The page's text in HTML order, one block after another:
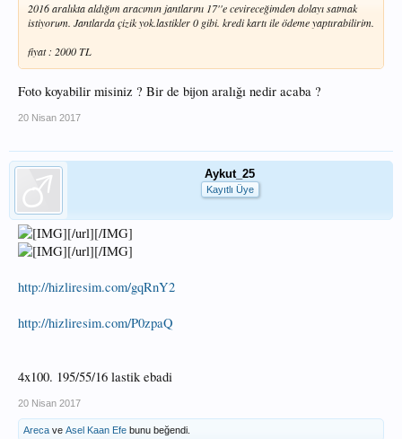
2016 aralıkta aldığım aracımın jantlarını 17''e cevireceğimden dolayı satmak
istiyorum. Jantlarda çizik yok.lastikler 0 gibi. kredi kartı ile ödeme yaptırabilirim.
fiyat : 2000 TL
Foto koyabilir misiniz ? Bir de bijon aralığı nedir acaba ?
20 Nisan 2017
Aykut_25
Kayıtlı Üye
[/url][/IMG]
[/url][/IMG]
http://hizliresim.com/gqRnY2
http://hizliresim.com/P0zpaQ
4x100. 195/55/16 lastik ebadi
20 Nisan 2017
Areca ve Asel Kaan Efe bunu beğendi.